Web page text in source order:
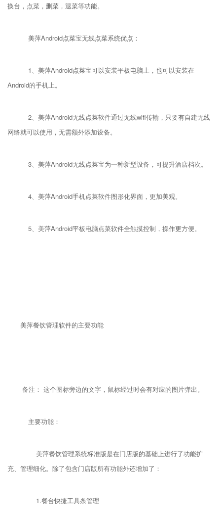
换台，点菜，删菜，退菜等功能。
美萍Android点菜宝无线点菜系统优点：
1、美萍Android点菜宝可以安装平板电脑上，也可以安装在
Android的手机上。
2、美萍Android无线点菜软件通过无线wifi传输，只要有自建无线
网络就可以使用，无需额外添加设备。
3、美萍Android无线点菜宝为一种新型设备，可提升酒店档次。
4、美萍Android手机点菜软件图形化界面，更加美观。
5、美萍Android平板电脑点菜软件全触摸控制，操作更方便。
美萍餐饮管理软件的主要功能
备注： 这个图标旁边的文字，鼠标经过时会有对应的图片弹出。
主要功能：
美萍餐饮管理系统标准版是在门店版的基础上进行了功能扩
充、管理细化。除了包含门店版所有功能外还增加了：
1.餐台快捷工具条管理